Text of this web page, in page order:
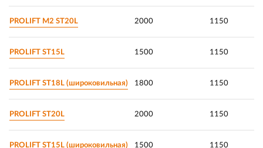
PROLIFT М2 ST20L 2000 1150
PROLIFT ST15L 1500 1150
PROLIFT ST18L (широковильная) 1800 1150
PROLIFT ST20L 2000 1150
PROLIFT ST15L (широковильная) 1500 1150